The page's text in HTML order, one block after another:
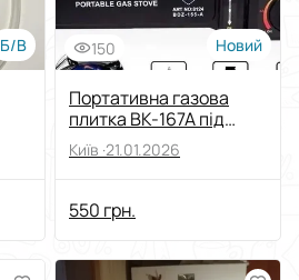
Б/В 150 Новий
Портативна газова
плитка BK-167A під
звичайний газовий
балон
Київ ·21.01.2026
550 грн.